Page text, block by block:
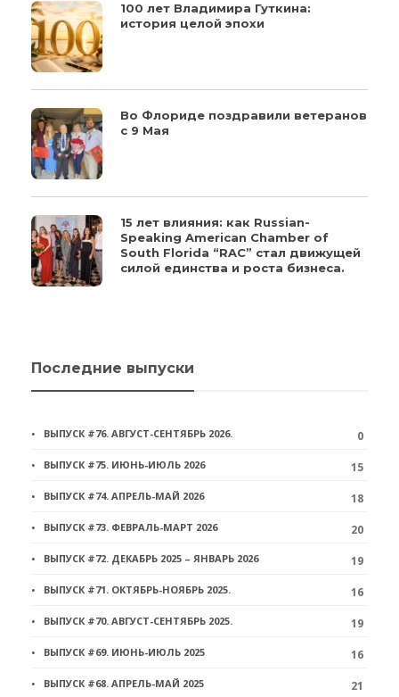
100 лет Владимира Гуткина:
история целой эпохи
Во Флориде поздравили ветеранов
с 9 Мая
15 лет влияния: как Russian-
Speaking American Chamber of
South Florida “RAC” стал движущей
силой единства и роста бизнеса.
Последние выпуски
ВЫПУСК #76. АВГУСТ-СЕНТЯБРЬ 2026. 0
ВЫПУСК #75. ИЮНЬ-ИЮЛЬ 2026 15
ВЫПУСК #74. АПРЕЛЬ-МАЙ 2026 18
ВЫПУСК #73. ФЕВРАЛЬ-МАРТ 2026 20
ВЫПУСК #72. ДЕКАБРЬ 2025 – ЯНВАРЬ 2026 19
ВЫПУСК #71. ОКТЯБРЬ-НОЯБРЬ 2025. 16
ВЫПУСК #70. АВГУСТ-СЕНТЯБРЬ 2025. 19
ВЫПУСК #69. ИЮНЬ-ИЮЛЬ 2025 16
ВЫПУСК #68. АПРЕЛЬ-МАЙ 2025 21